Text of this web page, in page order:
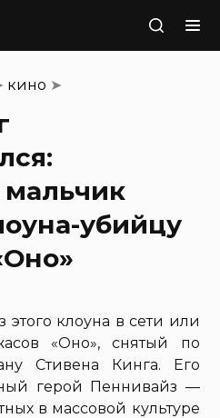
Поиск
кино ➤
мальчик
убийцу
клоуна в сети или
«Оно», снятый по
Стивена Кинга. Его
герой Пеннивайз —
в массовой культуре